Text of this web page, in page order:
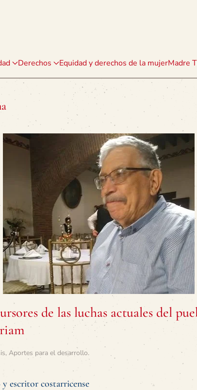
Derechos Equidad y derechos de la mujerMadre
de las luchas actuales del
, Aportes para el desarrollo.
y escritor costarricense